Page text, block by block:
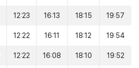
12:23 16:13 18:15 19:57
12:22 16:11 18:12 19:54
12:22 16:08 18:10 19:52